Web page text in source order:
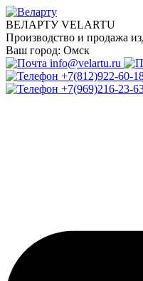
ВЕЛАРТУ VELARTU
Производство и продажа
Ваш город: Омск
info@velartu.ru
+7(812)922-60-
+7(969)216-23-